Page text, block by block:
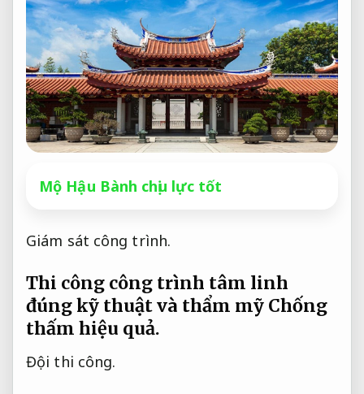
Mộ Hậu Bành chịu lực tốt
Giám sát công trình.
Thi công công trình tâm linh
đúng kỹ thuật và thẩm mỹ Chống
thấm hiệu quả.
Đội thi công.